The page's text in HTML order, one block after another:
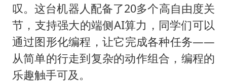
叹。这台机器人配备了20多个高自由度关
节，支持强大的端侧AI算力，同学们可以
通过图形化编程，让它完成各种任务——
从简单的行走到复杂的动作组合，编程的
乐趣触手可及。